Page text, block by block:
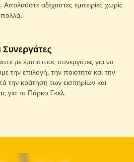
αξέχαστες εμπειρίες χωρίς
Συνεργάτες
με έμπιστους συνεργάτες για να
την επιλογή, την ποιότητα και την
την κράτηση των εισιτηρίων και
για το Πάρκο Γκελ.